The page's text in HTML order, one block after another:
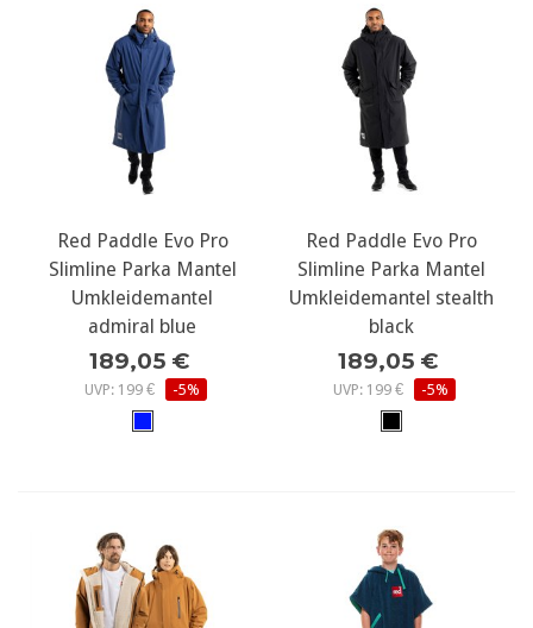
Red Paddle Evo Pro
Slimline Parka Mantel
Umkleidemantel
admiral blue
189,05 €
UVP: 199 € -5%
Red Paddle Evo Pro
Slimline Parka Mantel
Umkleidemantel stealth
black
189,05 €
UVP: 199 € -5%